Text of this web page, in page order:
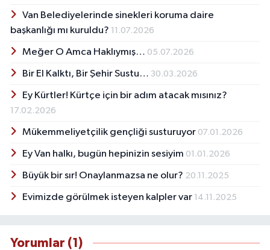
Van Belediyelerinde sinekleri koruma daire
başkanlığı mı kuruldu? 11.07.2026
Meğer O Amca Haklıymış… 05.07.2026
Bir El Kalktı, Bir Şehir Sustu… 30.03.2026
Ey Kürtler! Kürtçe için bir adım atacak mısınız?
17.02.2026
Mükemmeliyetçilik gençliği susturuyor 07.01.2026
Ey Van halkı, bugün hepinizin sesiyim 01.01.2026
Büyük bir sır! Onaylanmazsa ne olur? 20.11.2025
Evimizde görülmek isteyen kalpler var 14.11.2025
Yorumlar (1)